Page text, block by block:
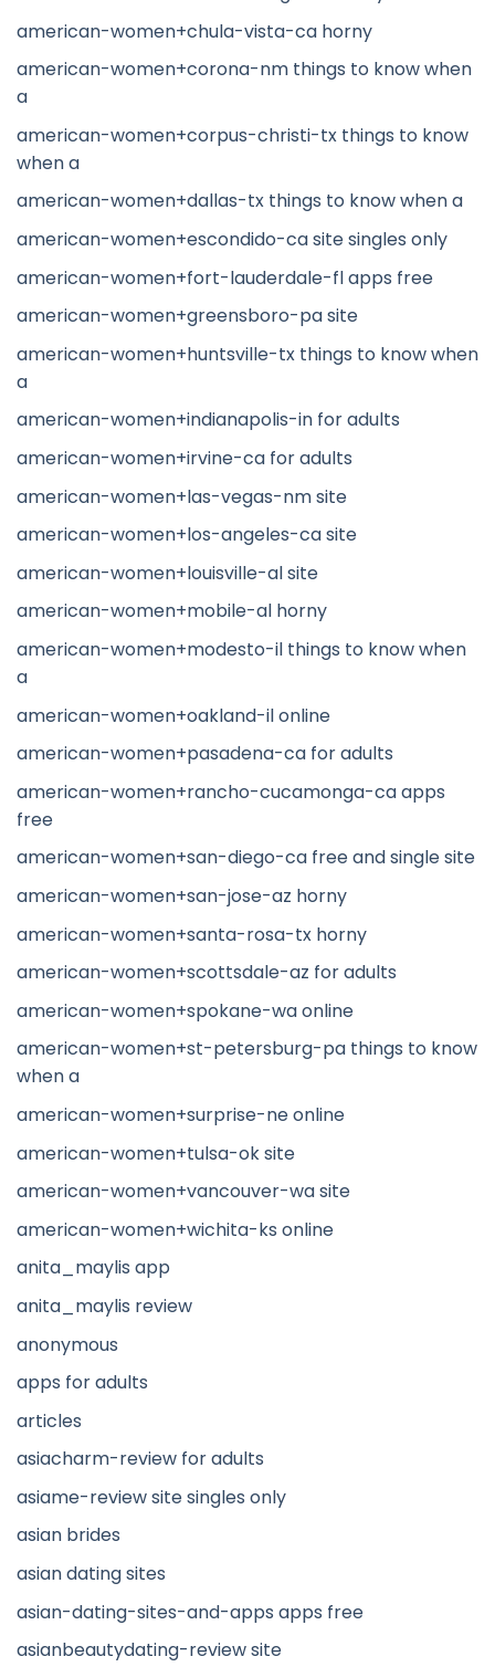
american-women+chula-vista-ca horny
american-women+corona-nm things to know when
a
american-women+corpus-christi-tx things to know
when a
american-women+dallas-tx things to know when a
american-women+escondido-ca site singles only
american-women+fort-lauderdale-fl apps free
american-women+greensboro-pa site
american-women+huntsville-tx things to know when
a
american-women+indianapolis-in for adults
american-women+irvine-ca for adults
american-women+las-vegas-nm site
american-women+los-angeles-ca site
american-women+louisville-al site
american-women+mobile-al horny
american-women+modesto-il things to know when
a
american-women+oakland-il online
american-women+pasadena-ca for adults
american-women+rancho-cucamonga-ca apps
free
american-women+san-diego-ca free and single site
american-women+san-jose-az horny
american-women+santa-rosa-tx horny
american-women+scottsdale-az for adults
american-women+spokane-wa online
american-women+st-petersburg-pa things to know
when a
american-women+surprise-ne online
american-women+tulsa-ok site
american-women+vancouver-wa site
american-women+wichita-ks online
anita_maylis app
anita_maylis review
anonymous
apps for adults
articles
asiacharm-review for adults
asiame-review site singles only
asian brides
asian dating sites
asian-dating-sites-and-apps apps free
asianbeautydating-review site